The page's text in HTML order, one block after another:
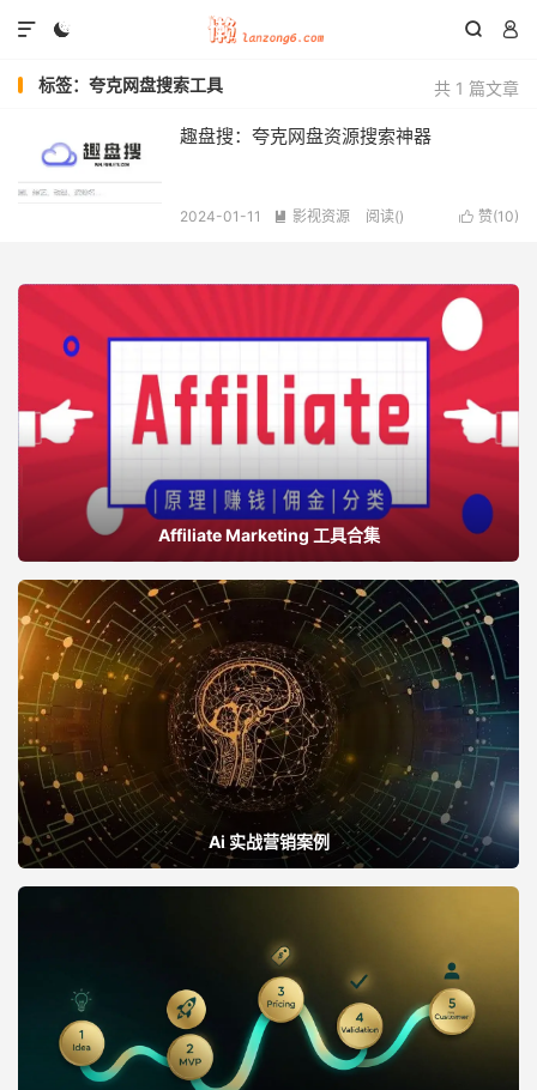
  

共 1 篇文章
标签：夸克网盘搜索工具
趣盘搜：夸克网盘资源搜索神器
 赞(10)
2024-01-11  影视资源 阅读()
Affiliate Marketing 工具合集
Ai 实战营销案例